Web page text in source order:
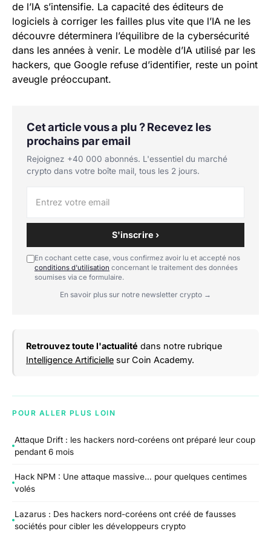
de l’IA s’intensifie. La capacité des éditeurs de
logiciels à corriger les failles plus vite que l’IA ne les
découvre déterminera l’équilibre de la cybersécurité
dans les années à venir. Le modèle d’IA utilisé par les
hackers, que Google refuse d’identifier, reste un point
aveugle préoccupant.
Cet article vous a plu ? Recevez les
prochains par email
Rejoignez +40 000 abonnés. L'essentiel du marché
crypto dans votre boîte mail, tous les 2 jours.
S'inscrire ›
En cochant cette case, vous confirmez avoir lu et accepté nos
conditions d'utilisation concernant le traitement des données
soumises via ce formulaire.
En savoir plus sur notre newsletter crypto →
Retrouvez toute l'actualité dans notre rubrique
Intelligence Artificielle sur Coin Academy.
POUR ALLER PLUS LOIN
Attaque Drift : les hackers nord-coréens ont préparé leur coup
pendant 6 mois
Hack NPM : Une attaque massive… pour quelques centimes
volés
Lazarus : Des hackers nord-coréens ont créé de fausses
sociétés pour cibler les développeurs crypto